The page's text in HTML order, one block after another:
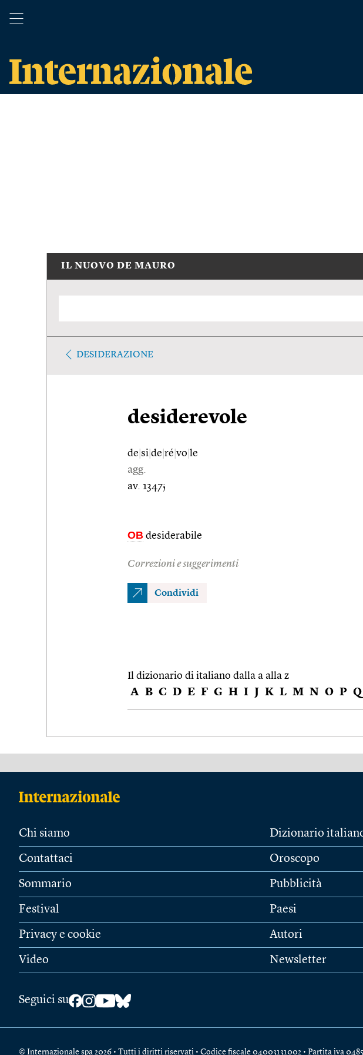
IL NUOVO DE MAURO
DESIDERAZIONE
desiderevole
de si de ré vo le
agg.
av. 1347;
OB desiderabile
Correzioni e suggerimenti
Condividi
Il dizionario di italiano dalla a alla z
A B C D E F G H I J K L M N O P Q
Chi siamo
Contattaci
Sommario
Festival
Privacy e cookie
Video
Dizionario
Oroscopo
Pubblicità
Paesi
Autori
Newsletter
Seguici su
© Internazionale spa 2026 • Tutti i diritti riservati • Codice fiscale 04003131002 • Partita iva